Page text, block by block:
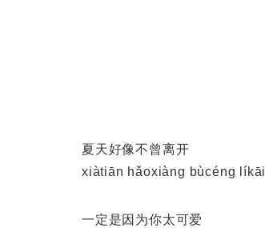
夏天好像不曾离开
xiàtiān hǎoxiàng bùcéng líkāi
一定是因为你太可爱